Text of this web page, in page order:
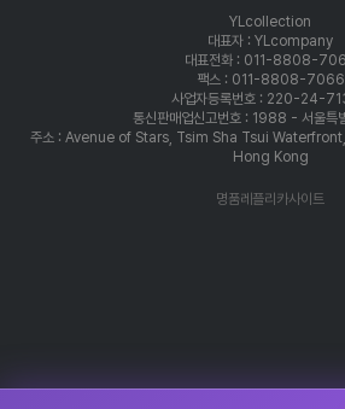
YLcollection
대표자 : YLcompany
대표전화 : 011-8808-
팩스 : 011-8808-7066
사업자등록번호 : 220-24-
통신판매업신고번호 : 1988 - 서울특
주소 : Avenue of Stars, Tsim Sha Tsui
Hong Kong
명품레플리카사이트